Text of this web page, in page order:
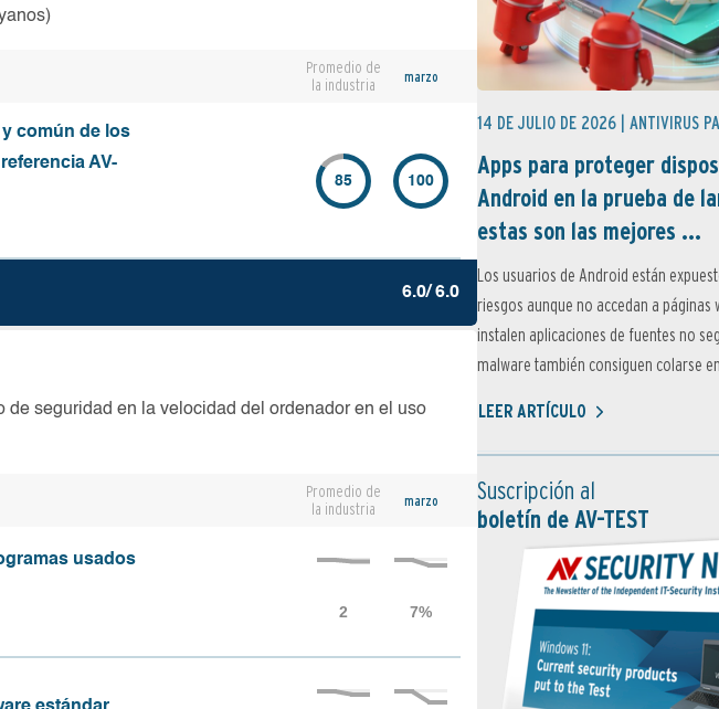
Promedio de
la industria
marzo
común de los
AV-
85 100
6.0/ 6.0
de seguridad en la velocidad del ordenador en el uso
Promedio de
la industria
marzo
usados
14 DE JULIO DE 2026 | ANTIVIRUS
Apps para proteger
Android en la prueba de
estas son las mejores ...
Los usuarios de Android están
riesgos aunque no accedan a páginas
instalen aplicaciones de fuentes no
malware también consiguen colarse
LEER ARTÍCULO
Suscripción al
boletín de AV-TEST